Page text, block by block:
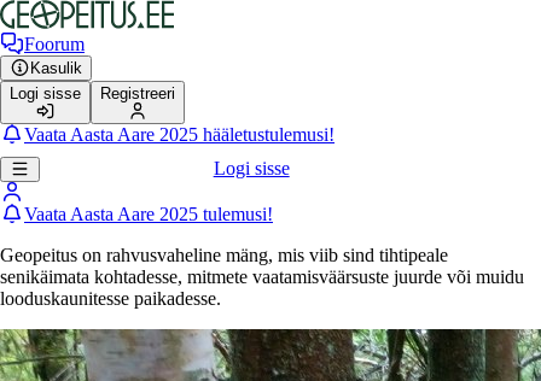
Foorum
Kasulik
Logi sisse
Registreeri
Vaata Aasta Aare 2025 hääletustulemusi!
Logi sisse
Vaata Aasta Aare 2025 tulemusi!
Geopeitus on rahvusvaheline mäng, mis viib sind tihtipeale
senikäimata kohtadesse, mitmete vaatamisväärsuste juurde või muidu
looduskaunitesse paikadesse.